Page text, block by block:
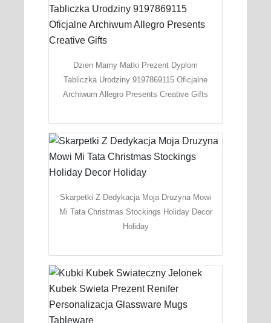
Dzien Mamy Matki Prezent Dyplom
Tabliczka Urodziny 9197869115 Oficjalne
Archiwum Allegro Presents Creative Gifts
Skarpetki Z Dedykacja Moja Druzyna Mowi
Mi Tata Christmas Stockings Holiday Decor
Holiday